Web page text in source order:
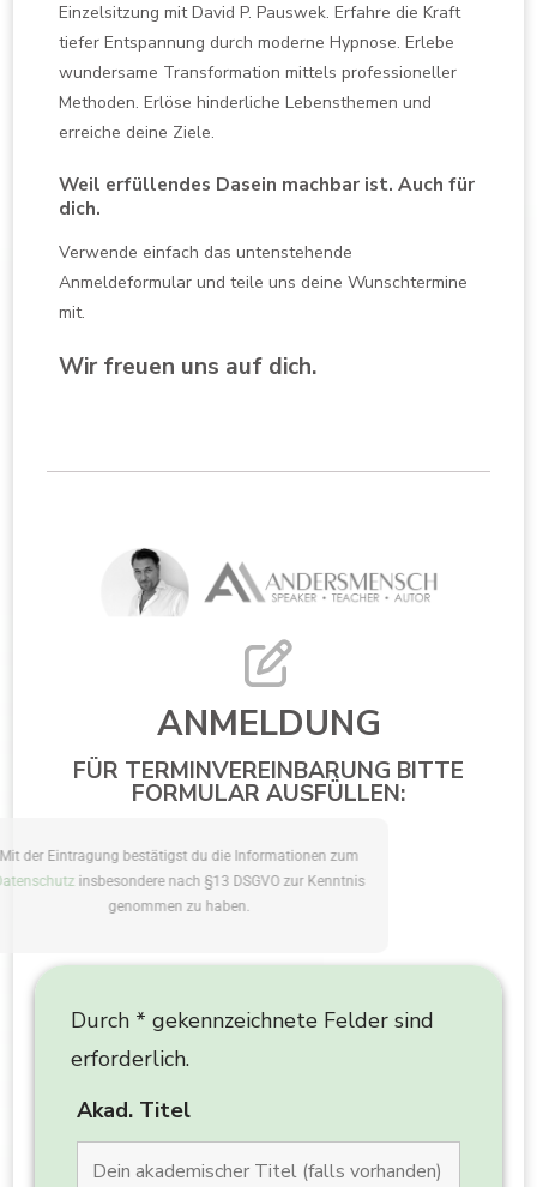
Einzelsitzung mit David P. Pauswek. Erfahre die Kraft
tiefer Entspannung durch moderne Hypnose. Erlebe
wundersame Transformation mittels professioneller
Methoden. Erlöse hinderliche Lebensthemen und
erreiche deine Ziele.
Weil erfüllendes Dasein machbar ist. Auch für
dich.
Verwende einfach das untenstehende
Anmeldeformular und teile uns deine Wunschtermine
mit.
Wir freuen uns auf dich.
ANMELDUNG
FÜR TERMINVEREINBARUNG BITTE
FORMULAR AUSFÜLLEN:
Mit der Eintragung bestätigst du die Informationen zum
Datenschutzinsbesondere nach §13 DSGVO zur Kenntnis
genommen zu haben.
Durch * gekennzeichnete Felder sind
erforderlich.
Akad. Titel